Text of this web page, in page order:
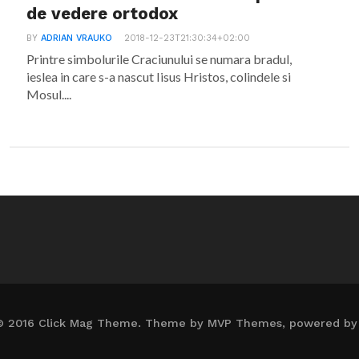
de vedere ortodox
BYADRIAN VRAUKO 2018-12-23T21:30:34+02:00
Printre simbolurile Craciunului se numara bradul,
ieslea in care s-a nascut Iisus Hristos, colindele si
Mosul....
2016 Click Mag Theme. Theme by MVP Themes, powered by